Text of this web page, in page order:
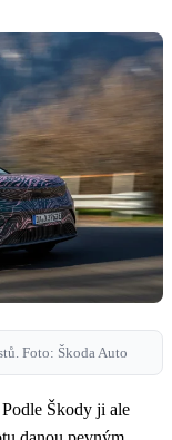
Foto: Škoda Auto
Škody ji ale